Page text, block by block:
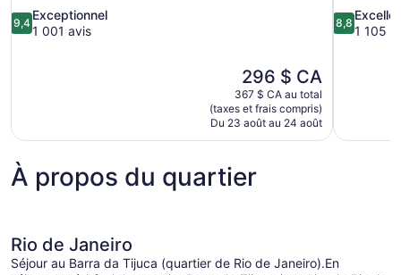
9.4
sur
9,4
Exceptionnel
1 001 avis
Le
prix
est
de
296 $ CA
296 $ CA
367 $ CA au total
(taxes et frais compris)
Du 23 août au 24 août
8.8
sur
8,8
1 105
À propos du quartier
Rio de Janeiro
Séjour au Barra da Tijuca (quartier de Rio de Janeiro).En